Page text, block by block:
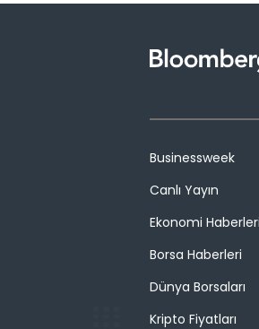
Businessweek
Canlı Yayın
Ekonomi Haberleri
Borsa Haberleri
Dünya Borsaları
Kripto Fiyatları